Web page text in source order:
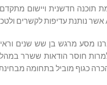
חוסר הודאות ששרר
מוביל בתחומה מבחינת